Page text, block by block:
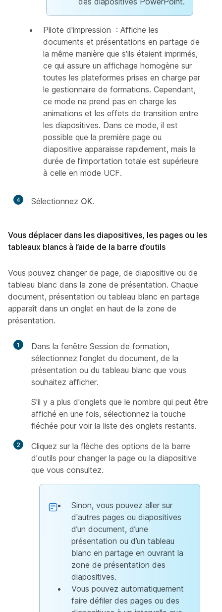
Pilote d'impression : Affiche les
documents et présentations en partage de
la même manière que s'ils étaient imprimés,
ce qui assure un affichage homogène sur
toutes les plateformes prises en charge par
le gestionnaire de formations. Cependant,
ce mode ne prend pas en charge les
animations et les effets de transition entre
les diapositives. Dans ce mode, il est
possible que la première page ou
diapositive apparaisse rapidement, mais la
durée de l’importation totale est supérieure
à celle en mode UCF.
4 Sélectionnez OK.
Vous déplacer dans les diapositives, les pages ou les
tableaux blancs à l’aide de la barre d’outils
Vous pouvez changer de page, de diapositive ou de
tableau blanc dans la zone de présentation. Chaque
document, présentation ou tableau blanc en partage
apparaît dans un onglet en haut de la zone de
présentation.
1
Dans la fenêtre Session de formation,
sélectionnez l'onglet du document, de la
présentation ou du tableau blanc que vous
souhaitez afficher.
S'il y a plus d'onglets que le nombre qui peut être
affiché en une fois, sélectionnez la touche
fléchée pour voir la liste des onglets restants.
2
Cliquez sur la flèche des options de la barre
d'outils pour changer la page ou la diapositive
que vous consultez.
Sinon, vous pouvez aller sur
d'autres pages ou diapositives
d’un document, d’une
présentation ou d’un tableau
blanc en partage en ouvrant la
zone de présentation des
diapositives.
Vous pouvez automatiquement
faire défiler des pages ou des